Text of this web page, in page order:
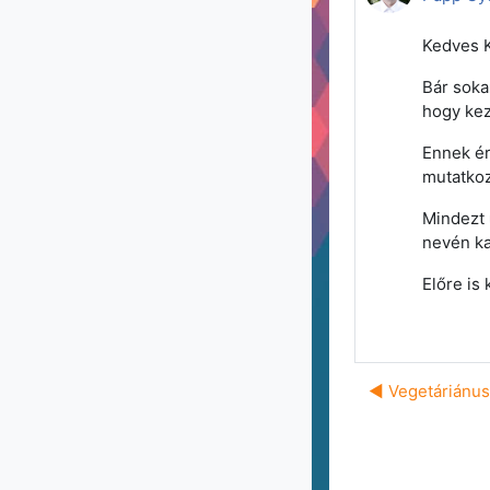
Kedves
Bár
hogy
Ennek
Mindezt
nevén
Előre is
◀︎